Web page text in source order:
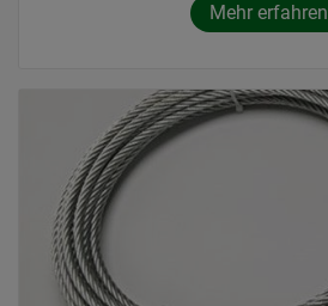
Mehr erfahren